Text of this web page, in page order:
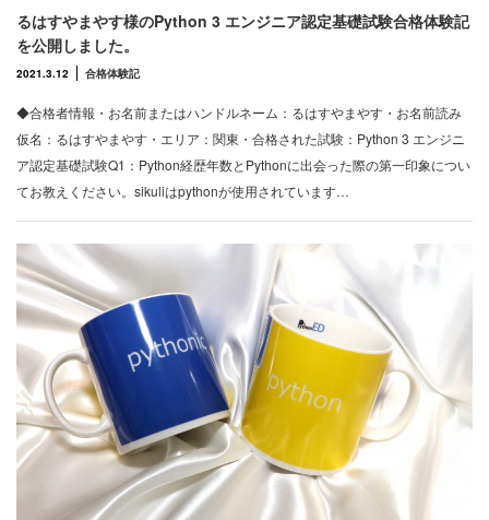
るはすやまやす様のPython 3 エンジニア認定基礎試験合格体験記
を公開しました。
2021.3.12 合格体験記
◆合格者情報・お名前またはハンドルネーム：るはすやまやす・お名前読み
仮名：るはすやまやす・エリア：関東・合格された試験：Python 3 エンジニ
ア認定基礎試験Q1：Python経歴年数とPythonに出会った際の第一印象につい
てお教えください。sikuliはpythonが使用されています…